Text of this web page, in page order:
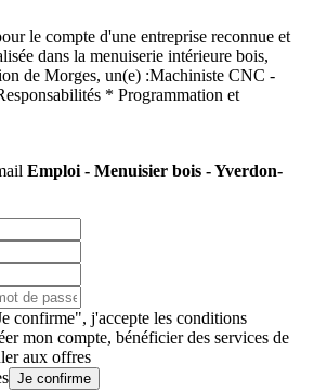
le compte d'une entreprise reconnue et
dans la menuiserie intérieure bois,
de Morges, un(e) :Machiniste CNC -
* Programmation et
Emploi - Menuisier bois - Yverdon-
confirme", j'accepte les conditions
mon compte, bénéficier des services de
aux offres
Je confirme